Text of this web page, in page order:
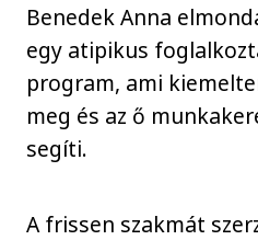
Benedek Anna
egy atipikus
program, ami
meg és az ő
segíti.
A frissen szakmát